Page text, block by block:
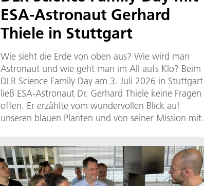
ESA-Astronaut Gerhard
Thiele in Stuttgart
Wie sieht die Erde von oben aus? Wie wird man
Astronaut und wie geht man im All aufs Klo? Beim
DLR Science Family Day am 3. Juli 2026 in Stuttgart
ließ ESA-Astronaut Dr. Gerhard Thiele keine Fragen
offen. Er erzählte vom wundervollen Blick auf
unseren blauen Planten und von seiner Mission mit
aufgenommen. Gespannt lauschten Groß und Klein,
als Gerhard Thiele von seinem Astronautentraining
berichtete.